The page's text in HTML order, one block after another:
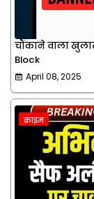
चौंकाने वाला
Block
April 08, 2025
क्राइम